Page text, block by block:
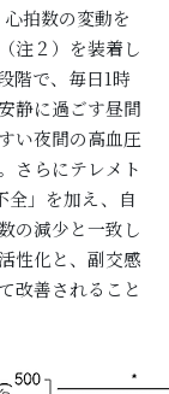
拍数の変動を
注２）を装着し
階で、毎日1時
静に過ごす昼間
い夜間の高血圧
さらにテレメト
全」を加え、自
の減少と一致し
性化と、副交感
改善されること